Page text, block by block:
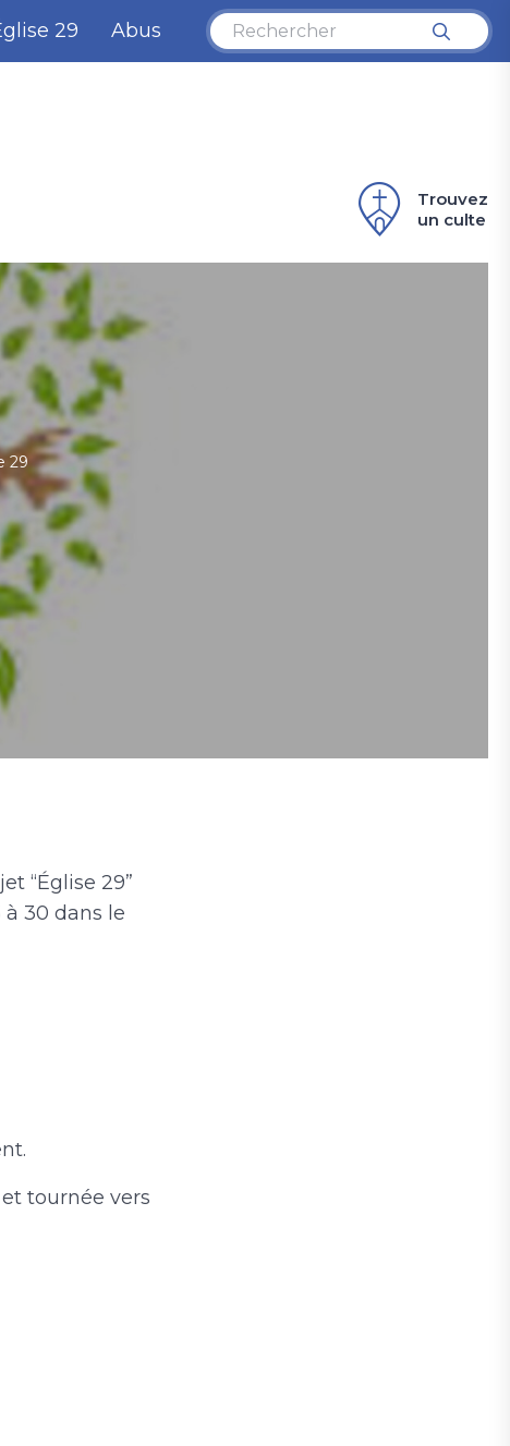
29 Abus
Trouvez
un culte
29
“Église 29”
30 dans le
tournée vers